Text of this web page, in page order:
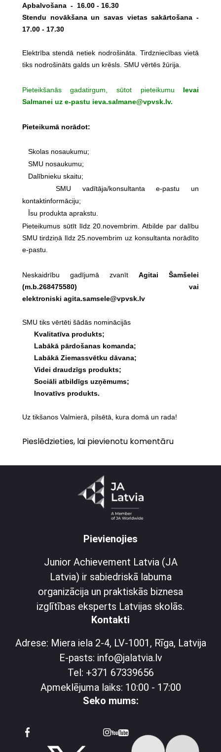
Apbalvošana - 16.00 - 16.30
Stendu novākšana un savas vietas sakārtošana -
17.00 - 17.30
Elektrība stendā netiek nodrošināta. Tirdzniecības vietā
tiks nodrošināts galds un krēsls. SMU vērtēs žūrija.
Pieteikšanās gadatirgum, sūtot pieteikumu Ievai
Salmanei uz e-pastu ieva.salmane@vpvsk.lv.
Pieteikumā norādot:
Skolas nosaukumu;
SMU nosaukumu;
Dalībnieku skaitu;
SMU vadītāja/konsultanta e-pastu un
kontaktinformāciju;
Īsu produkta aprakstu.
Pieteikumus sūtīt līdz 20.novembrim. Atbilde par dalību
SMU tirdziņā līdz 25.novembrim uz konsultanta norādīto
e-pastu.
Neskaidrību gadījumā zvanītAgitai Šamšelei
(m.b.268475580) vai
elektroniski agita.samsele@vpvsk.lv
SMU tiks vērtēti šādās nominācijās
Kvalitatīva produkts;
Labākā pārdošanas komanda;
Labākā Ziemassvētku dāvana;
Videi draudzīgs produkts;
Sociāli atbildīgs uzņēmums;
Inovatīvs produkts.
Uz tikšanos Valmierā, pilsētā, kura domā un rada!
Pieslēdzieties, lai pievienotu komentāru
Pievienojies
Junior Achievement Latvia (JA
Latvia) ir sabiedriskā labuma
organizācija un praktiskās biznesa
izglītības eksperts Latvijas skolās.
Kontakti
Adrese: Miera iela 2-4, LV-1001, Rīga, Latvija
E-pasts: info@jalatvia.lv
Tel: +371 67339656
Apmeklējuma laiks: 10:00 - 17:00
Seko mums: